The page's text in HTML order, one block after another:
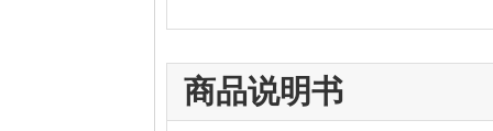
商品说明书